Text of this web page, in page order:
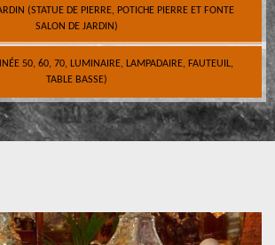
(STATUE DE PIERRE, POTICHE PIERRE ET FONTE
SALON DE JARDIN)
50, 60, 70, LUMINAIRE, LAMPADAIRE, FAUTEUIL,
TABLE BASSE)